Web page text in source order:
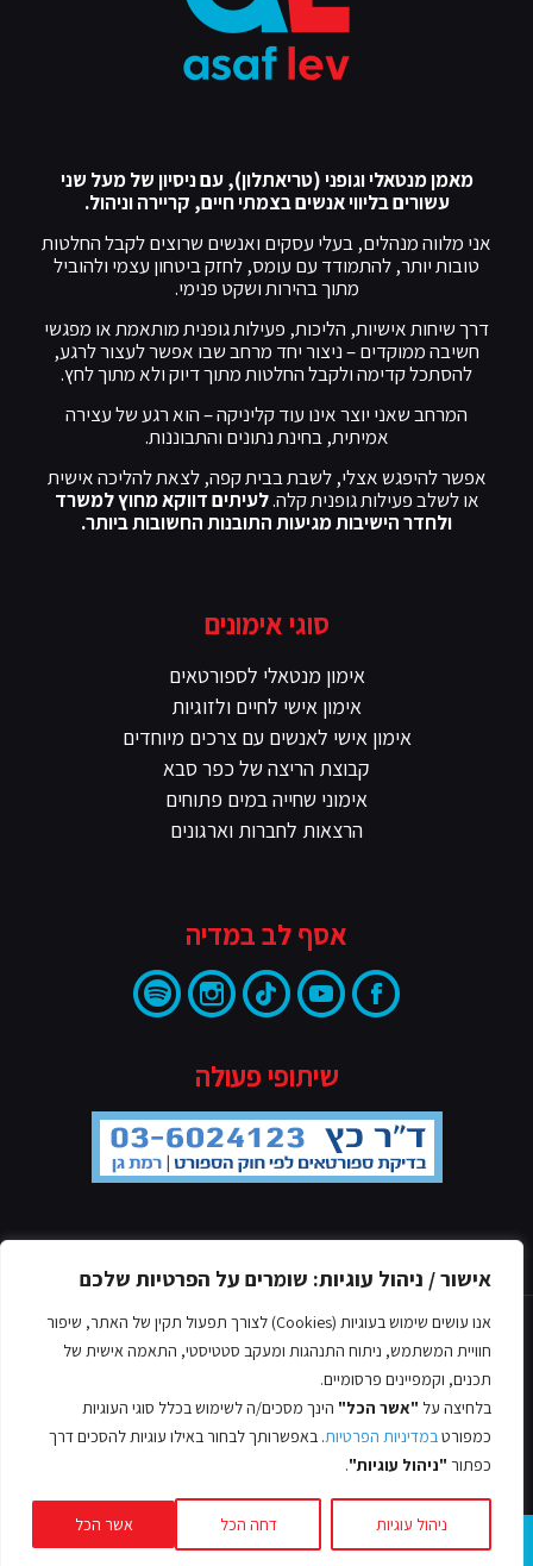
אישור / ניהול עוגיות: שומרים על הפרטיות שלכם
אנו עושים שימוש בעוגיות (Cookies) לצורך תפעול תקין של האתר, שיפור
חוויית המשתמש, ניתוח התנהגות ומעקב סטטיסטי, התאמה אישית של
תכנים, וקמפיינים פרסומיים.
בלחיצה על "אשר הכל" הינך מסכים/ה לשימוש בכלל סוגי העוגיות
כמפורטבמדיניות הפרטיות. באפשרותך לבחור באילו עוגיות להסכים דרך
כפתור "ניהול עוגיות".
ניהול עוגיות דחה הכל אשר הכל
מאמן מנטאלי וגופני (טריאתלון), עם ניסיון של מעל שני
עשורים בליווי אנשים בצמתי חיים, קריירה וניהול.
אני מלווה מנהלים, בעלי עסקים ואנשים שרוצים לקבל החלטות
טובות יותר, להתמודד עם עומס, לחזק ביטחון עצמי ולהוביל
מתוך בהירות ושקט פנימי.
דרך שיחות אישיות, הליכות, פעילות גופנית מותאמת או מפגשי
חשיבה ממוקדים – ניצור יחד מרחב שבו אפשר לעצור לרגע,
להסתכל קדימה ולקבל החלטות מתוך דיוק ולא מתוך לחץ.
המרחב שאני יוצר אינו עוד קליניקה – הוא רגע של עצירה
אמיתית, בחינת נתונים והתבוננות.
אפשר להיפגש אצלי, לשבת בבית קפה, לצאת להליכה אישית
או לשלב פעילות גופנית קלה.לעיתים דווקא מחוץ למשרד
ולחדר הישיבות מגיעות התובנות החשובות ביותר.
סוגי אימונים
אימון מנטאלי לספורטאים
אימון אישי לחיים ולזוגיות
אימון אישי לאנשים עם צרכים מיוחדים
קבוצת הריצה של כפר סבא
אימוני שחייה במים פתוחים
הרצאות לחברות וארגונים
אסף לב במדיה
שיתופי פעולה
מדיניות הפרטיות
© כל הזכויות שמורות אסף לב, 2022
עיצוב ובניית אתרים -